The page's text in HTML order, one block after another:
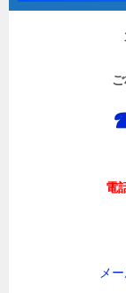
電
メ